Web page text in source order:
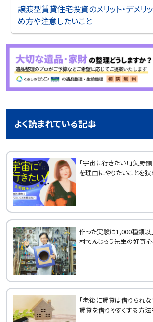
譲渡型賃貸住宅投資のメリット・デメリ
め方や注意したいこと
よく読まれている記事
「宇宙に行きたい！」矢
を理由にやりたいことを
作った実験は1,000種類以
村でんじろう先生の好奇
「老後に賃貸は借りられな
賃貸を借りやすくする方